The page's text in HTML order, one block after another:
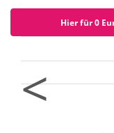
Hier für 0
<